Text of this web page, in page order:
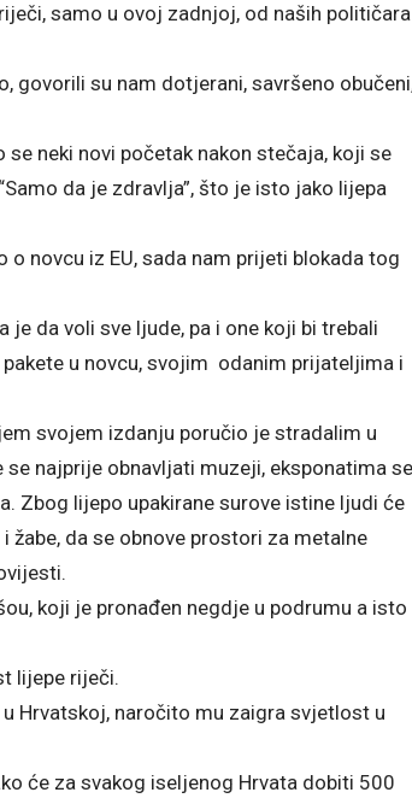
samo u ovoj zadnjoj, od naših
govorili su nam dotjerani, savršeno
neki novi početak nakon stečaja, koji se
da je zdravlja”, što je isto jako lijepa
novcu iz EU, sada nam prijeti blokada tog
da voli sve ljude, pa i one koji bi trebali
u novcu, svojim odanim prijateljima i
svojem izdanju poručio je stradalim u
najprije obnavljati muzeji, eksponatima se
Zbog lijepo upakirane surove istine ljudi će
žabe, da se obnove prostori za metalne
koji je pronađen negdje u podrumu a isto
lijepe riječi.
Hrvatskoj, naročito mu zaigra svjetlost u
će za svakog iseljenog Hrvata dobiti 500